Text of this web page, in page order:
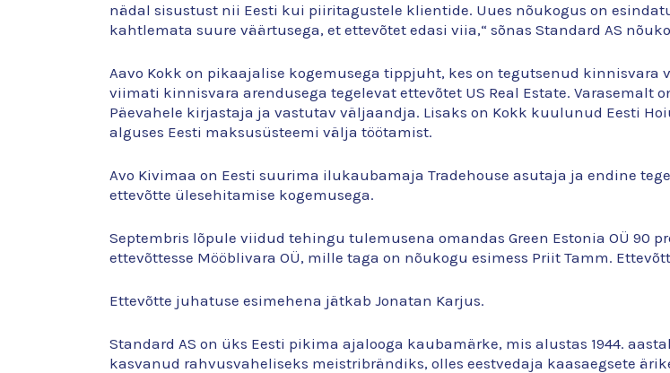
nädal sisustust nii Eesti kui piiritagustele klientide. Uues nõukogus on
kahtlemata suure väärtusega, et ettevõtet edasi viia,“ sõnas Standard AS
Aavo Kokk on pikaajalise kogemusega tippjuht, kes on tegutsenud kinnisvara
viimati kinnisvara arendusega tegelevat ettevõtet US Real Estate. Varasemalt
Päevahele kirjastaja ja vastutav väljaandja. Lisaks on Kokk kuulunud Eesti
alguses Eesti maksusüsteemi välja töötamist.
Avo Kivimaa on Eesti suurima ilukaubamaja Tradehouse asutaja ja endine
ettevõtte ülesehitamise kogemusega.
Septembris lõpule viidud tehingu tulemusena omandas Green Estonia OÜ 90
ettevõttesse Mööblivara OÜ, mille taga on nõukogu esimess Priit Tamm.
Ettevõtte juhatuse esimehena jätkab Jonatan Karjus.
Standard AS on üks Eesti pikima ajalooga kaubamärke, mis alustas 1944.
kasvanud rahvusvaheliseks meistribrändiks, olles eestvedaja kaasaegsete